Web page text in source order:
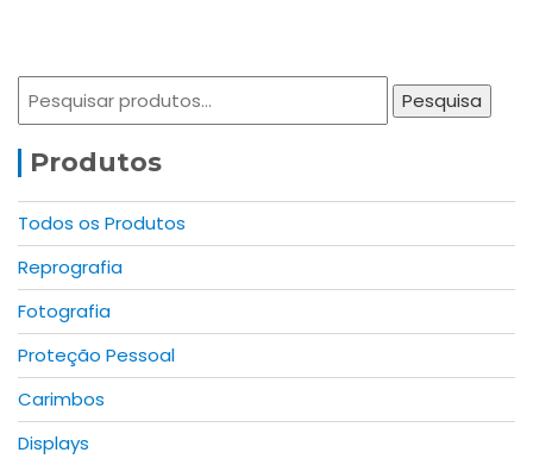
page
Pesquisar
Pesquisa
Produtos
Todos os Produtos
Reprografia
Fotografia
Proteção Pessoal
Carimbos
Displays